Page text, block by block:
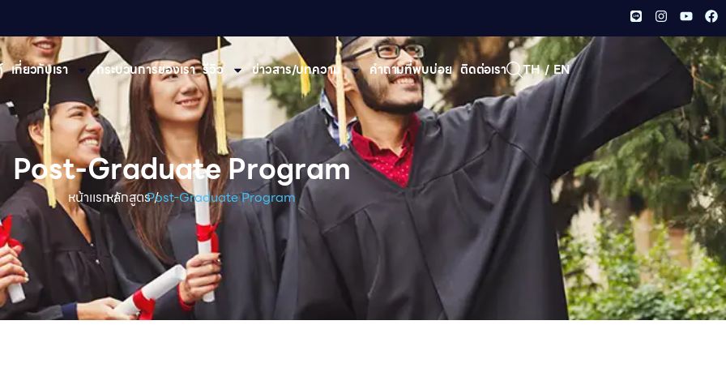
เกี่ยวกับเรา กระบวนการของเรา รีวิว ข่าวสาร/บทความ คําถามที่พบบ่อย ติดต่อเรา TH / EN
Post-Graduate Program
หน้าเเรก /หลักสูตร /Post-Graduate Program